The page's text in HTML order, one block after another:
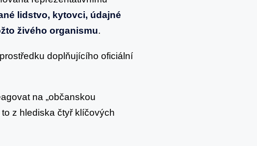
lidstvo, kytovci, údajné
živého organismu.
doplňujícího oficiální
na „občanskou
z hlediska čtyř klíčových